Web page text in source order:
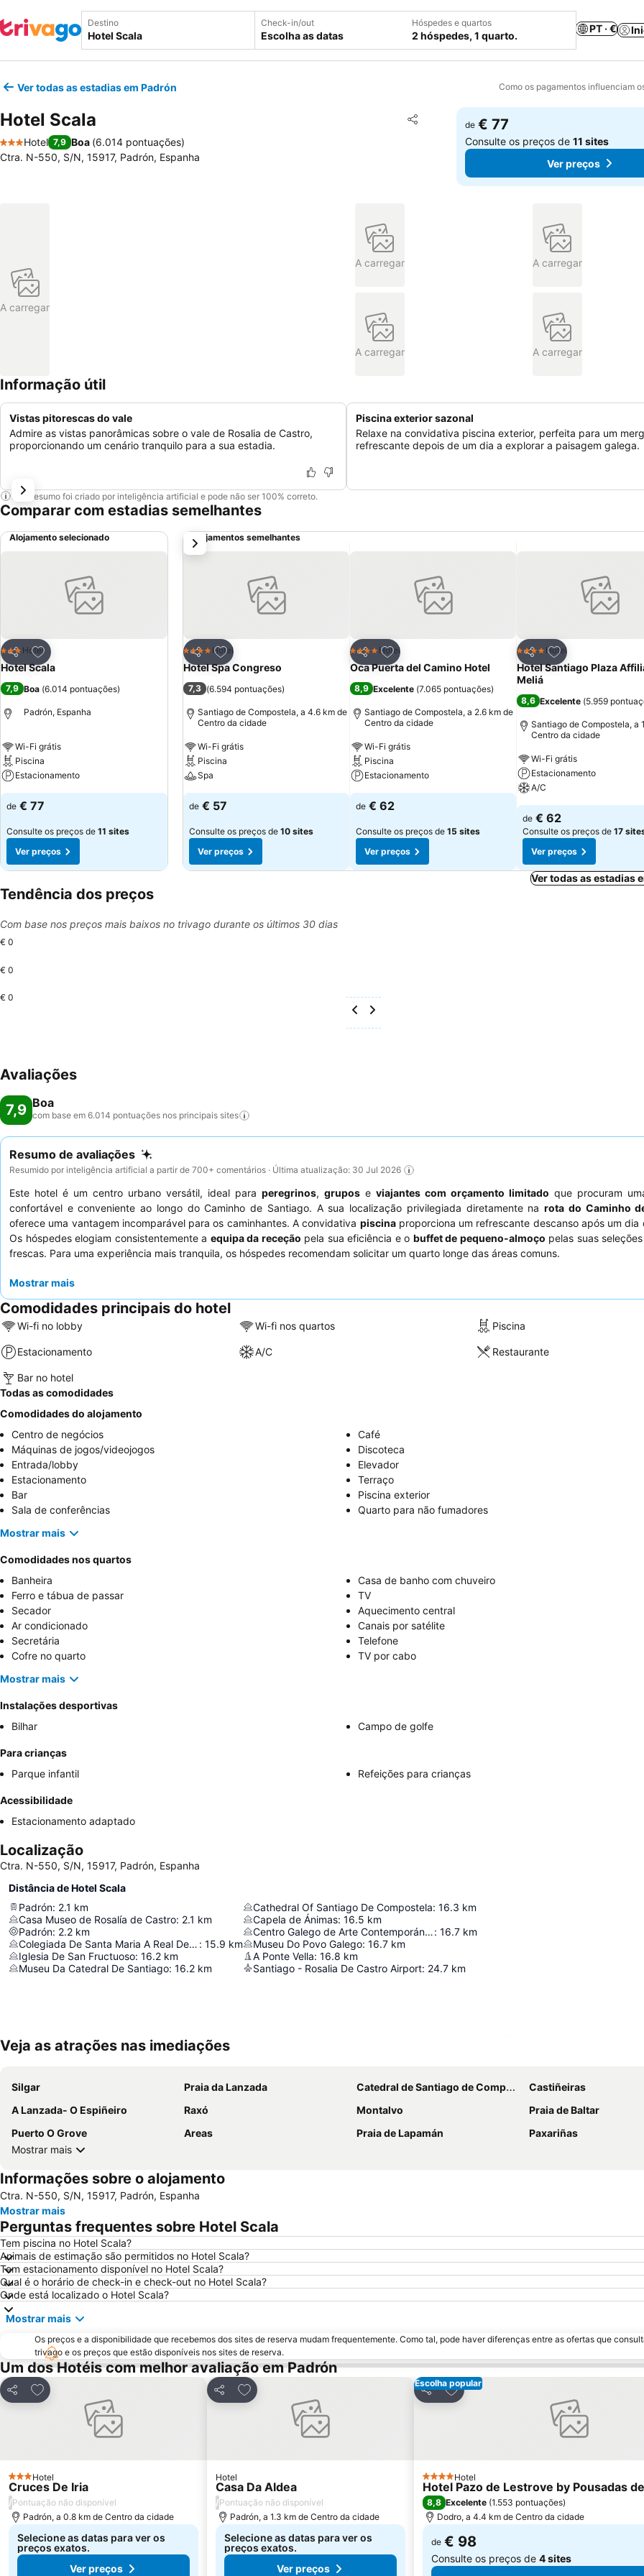
Destino Check-in/out
Escolha as datas
Hóspedes e quartos
2 hóspedes, 1 quarto.
PT · €
Ver todas as estadias em Padrón Como os pagamentos influenciam
Hotel Scala Partilhar
Adicionar aos favoritos
3 Estrelas
Hotel 7,9 Boa (6.014 pontuações)
Ctra. N-550, S/N, 15917, Padrón, Espanha
de € 77
Consulte os preços de11 sites
Ver preços
A carregar
A carregar A carregar
A carregar A carregar
Informação útil
Vistas pitorescas do vale
Admire as vistas panorâmicas sobre o vale de Rosalia de Castro,
proporcionando um cenário tranquilo para a sua estadia.
Piscina exterior sazonal
Relaxe na convidativa piscina exterior, perfeita para um
refrescante depois de um dia a explorar a paisagem galega.
Este resumo foi criado por inteligência artificial e pode não ser 100% correto.
Comparar com estadias semelhantes
Alojamento selecionado
Partilhar
Adicionar aos favoritos
3 Estrelas
Hotel
Hotel Scala
7,9 Boa (6.014 pontuações)
Padrón, Espanha
Wi-Fi grátis
Piscina
Estacionamento
de € 77
Consulte os preços de 11 sites
Ver preços
Alojamentos semelhantes
Partilhar
Adicionar aos favoritos
4 EstrelasHotel
Hotel Spa Congreso
7,3 (6.594 pontuações)
Santiago de Compostela, a 4.6 km de
Centro da cidade
Wi-Fi grátis
Piscina
Spa
de € 57
Consulte os preços de 10 sites
Ver preços
Partilhar
Adicionar aos favoritos
4 EstrelasHotel
Oca Puerta del Camino Hotel
8,9 Excelente (7.065 pontuações)
Santiago de Compostela, a 2.6 km de
Centro da cidade
Wi-Fi grátis
Piscina
Estacionamento
de € 62
Consulte os preços de 15 sites
Ver preços
Partilhar
Adicionar aos
4 EstrelasHotel
Hotel Santiago Plaza
Meliá
8,6 Excelente (5.959
Santiago de Compostela, a
Centro da cidade
Wi-Fi grátis
Estacionamento
A/C
de € 62
Consulte os preços de 17
Ver preços
próximo
Ver todas as estadias
Tendência dos preços
Com base nos preços mais baixos no trivago durante os últimos 30 dias
€ 0
€ 0
€ 0
Avaliações
7,9 Boa
com base em 6.014 pontuações nos principais sites
Resumo de avaliações
Resumido por inteligência artificial a partir de 700+ comentários · Última atualização: 30 Jul 2026
Este hotel é um centro urbano versátil, ideal para peregrinos, grupos e viajantes com orçamento limitado que procuram
confortável e conveniente ao longo do Caminho de Santiago. A sua localização privilegiada diretamente narota do Caminho
oferece uma vantagem incomparável para os caminhantes. A convidativa piscinaproporciona um refrescante descanso após um dia
Os hóspedes elogiam consistentemente a equipa da receção pela sua eficiência e o buffet de pequeno-almoço pelas suas
frescas. Para uma experiência mais tranquila, os hóspedes recomendam solicitar um quarto longe das áreas comuns.
Mostrar mais
Comodidades principais do hotel
Wi-fi no lobby Wi-fi nos quartos Piscina
Estacionamento A/C Restaurante
Bar no hotel
Todas as comodidades
Comodidades do alojamento
Centro de negócios
Café
Máquinas de jogos/videojogos
Discoteca
Entrada/lobby
Elevador
Estacionamento
Terraço
Bar
Piscina exterior
Sala de conferências
Quarto para não fumadores
Mostrar mais
Comodidades nos quartos
Banheira
Casa de banho com chuveiro
Ferro e tábua de passar
TV
Secador
Aquecimento central
Ar condicionado
Canais por satélite
Secretária
Telefone
Cofre no quarto
TV por cabo
Mostrar mais
Instalações desportivas
Bilhar
Campo de golfe
Para crianças
Parque infantil
Refeições para crianças
Acessibilidade
Estacionamento adaptado
Localização
Ctra. N-550, S/N, 15917, Padrón, Espanha
Distância de Hotel Scala
Padrón: 2.1 km
Casa Museo de Rosalía de Castro: 2.1 km
Padrón: 2.2 km
Colegiada De Santa Maria A Real De Sar : 15.9 km
Iglesia De San Fructuoso: 16.2 km
Museu Da Catedral De Santiago: 16.2 km
Cathedral Of Santiago De Compostela: 16.3 km
Capela de Ánimas: 16.5 km
Centro Galego de Arte Contemporánea: 16.7 km
Museu Do Povo Galego: 16.7 km
A Ponte Vella: 16.8 km
Santiago - Rosalia De Castro Airport: 24.7 km
Veja as atrações nas imediações
Silgar Praia da Lanzada Catedral de Santiago de Compostela
Castiñeiras
A Lanzada- O Espiñeiro
Raxó Montalvo
Praia de Baltar
Puerto O Grove
Areas Praia de Lapamán
Paxariñas
Mostrar mais
Informações sobre o alojamento
Ctra. N-550, S/N, 15917, Padrón, Espanha
Mostrar mais
Perguntas frequentes sobre Hotel Scala
Tem piscina no Hotel Scala?
Animais de estimação são permitidos no Hotel Scala?
Tem estacionamento disponível no Hotel Scala?
Qual é o horário de check-in e check-out no Hotel Scala?
Onde está localizado o Hotel Scala?
Mostrar mais
Os preços e a disponibilidade que recebemos dos sites de reserva mudam frequentemente. Como tal, pode haver diferenças entre as ofertas que
trivago e os preços que estão disponíveis nos sites de reserva.
Um dos Hotéis com melhor avaliação em Padrón
Partilhar
Adicionar aos favoritos
3 Estrelas
Hotel
Cruces De Iria
/Pontuação não disponível
Padrón, a 0.8 km de Centro da cidade
Selecione as datas para ver os
preços exatos.
Ver preços
Partilhar
Adicionar aos favoritos
Hotel
Casa Da Aldea
/Pontuação não disponível
Padrón, a 1.3 km de Centro da cidade
Selecione as datas para ver os
preços exatos.
Ver preços
Escolha popular
Partilhar
Adicionar aos favoritos
4 Estrelas
Hotel
Hotel Pazo de Lestrove by Pousadas
8,8 Excelente (1.553 pontuações)
Dodro, a 4.4 km de Centro da cidade
de € 98
Consulte os preços de 4 sites